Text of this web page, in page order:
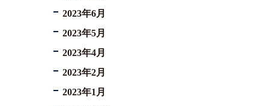
2023年6月
2023年5月
2023年4月
2023年2月
2023年1月